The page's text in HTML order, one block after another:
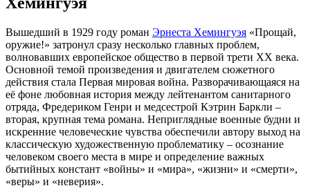
Вышедший в 1929 году роман Эрнеста Хемингуэя «Прощай,
оружие!» затронул сразу несколько главных проблем,
волновавших европейское общество в первой трети XX века.
Основной темой произведения и двигателем сюжетного
действия стала Первая мировая война. Разворачивающаяся на
её фоне любовная история между лейтенантом санитарного
отряда, Фредериком Генри и медсестрой Кэтрин Баркли –
вторая, крупная тема романа. Неприглядные военные будни и
искренние человеческие чувства обеспечили автору выход на
классическую художественную проблематику – осознание
человеком своего места в мире и определение важных
бытийных констант «войны» и «мира», «жизни» и «смерти»,
«веры» и «неверия».